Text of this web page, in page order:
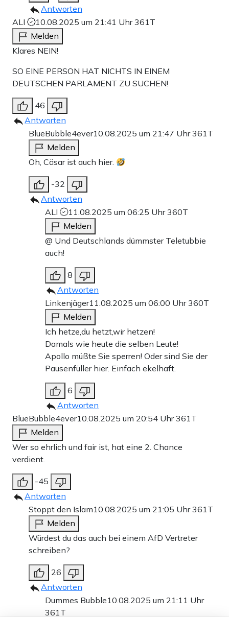
Antworten
ALI
10.08.2025 um 21:41 Uhr361T
Melden
Klares NEIN!
SO EINE PERSON HAT NICHTS IN EINEM
DEUTSCHEN PARLAMENT ZU SUCHEN!
46
Antworten
BlueBubble4ever10.08.2025 um 21:47 Uhr361T
Melden
Oh, Cäsar ist auch hier.
-32
Antworten
ALI
11.08.2025 um 06:25 Uhr360T
Melden
@ Und Deutschlands dümmster Teletubbie
auch!
8
Antworten
Linkenjäger11.08.2025 um 06:00 Uhr360T
Melden
Ich hetze,du hetzt,wir hetzen!
Damals wie heute die selben Leute!
Apollo müßte Sie sperren! Oder sind Sie der
Pausenfüller hier. Einfach ekelhaft.
6
Antworten
BlueBubble4ever10.08.2025 um 20:54 Uhr361T
Melden
Wer so ehrlich und fair ist, hat eine 2. Chance
verdient.
-45
Antworten
Stoppt den Islam10.08.2025 um 21:05 Uhr361T
Melden
Würdest du das auch bei einem AfD Vertreter
schreiben?
26
Antworten
Dummes Bubble10.08.2025 um 21:11 Uhr
361T